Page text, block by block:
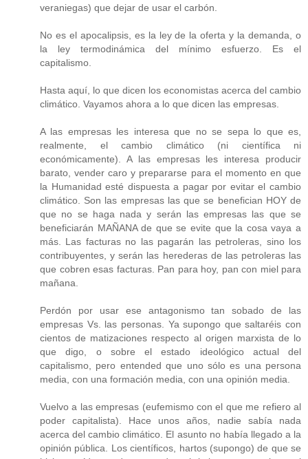
veraniegas) que dejar de usar el carbón.
No es el apocalipsis, es la ley de la oferta y la demanda, o
la ley termodinámica del mínimo esfuerzo. Es el
capitalismo.
Hasta aquí, lo que dicen los economistas acerca del cambio
climático. Vayamos ahora a lo que dicen las empresas.
A las empresas les interesa que no se sepa lo que es,
realmente, el cambio climático (ni científica ni
económicamente). A las empresas les interesa producir
barato, vender caro y prepararse para el momento en que
la Humanidad esté dispuesta a pagar por evitar el cambio
climático. Son las empresas las que se benefician HOY de
que no se haga nada y serán las empresas las que se
beneficiarán MAÑANA de que se evite que la cosa vaya a
más. Las facturas no las pagarán las petroleras, sino los
contribuyentes, y serán las herederas de las petroleras las
que cobren esas facturas. Pan para hoy, pan con miel para
mañana.
Perdón por usar ese antagonismo tan sobado de las
empresas Vs. las personas. Ya supongo que saltaréis con
cientos de matizaciones respecto al origen marxista de lo
que digo, o sobre el estado ideológico actual del
capitalismo, pero entended que uno sólo es una persona
media, con una formación media, con una opinión media.
Vuelvo a las empresas (eufemismo con el que me refiero al
poder capitalista). Hace unos años, nadie sabía nada
acerca del cambio climático. El asunto no había llegado a la
opinión pública. Los científicos, hartos (supongo) de que se